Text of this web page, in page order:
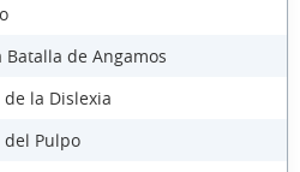
de Angamos
la Dislexia
Pulpo